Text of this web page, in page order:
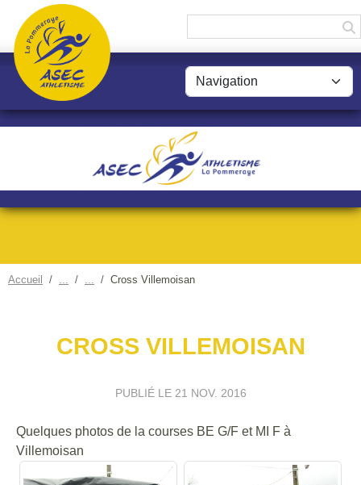
Accueil Cross Villemoisan
CROSS VILLEMOISAN
PUBLIÉ LE 21 NOV. 2016
Quelques photos de la courses BE G/F et MI F à
Villemoisan
Panneau de gestion des cookies